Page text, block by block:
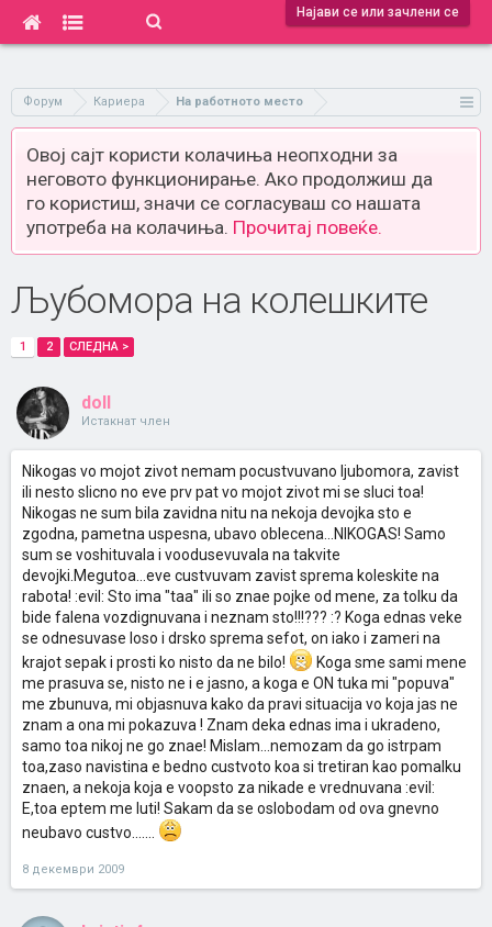
Најави се или зачлени се
Форум Кариера На работното место
Овој сајт користи колачиња неопходни за
неговото функционирање. Ако продолжиш да
го користиш, значи се согласуваш со нашата
употреба на колачиња. Прочитај повеќе.
Љубомора на колешките
1 2 СЛЕДНА >
doll
Истакнат член
Nikogas vo mojot zivot nemam pocustvuvano ljubomora, zavist
ili nesto slicno no eve prv pat vo mojot zivot mi se sluci toa!
Nikogas ne sum bila zavidna nitu na nekoja devojka sto e
zgodna, pametna uspesna, ubavo oblecena...NIKOGAS! Samo
sum se voshituvala i voodusevuvala na takvite
devojki.Megutoa...eve custvuvam zavist sprema koleskite na
rabota! :evil: Sto ima "taa" ili so znae pojke od mene, za tolku da
bide falena vozdignuvana i neznam sto!!!??? :? Koga ednas veke
se odnesuvase loso i drsko sprema sefot, on iako i zameri na
krajot sepak i prosti ko nisto da ne bilo!
Koga sme sami mene
me prasuva se, nisto ne i e jasno, a koga e ON tuka mi "popuva"
me zbunuva, mi objasnuva kako da pravi situacija vo koja jas ne
znam a ona mi pokazuva ! Znam deka ednas ima i ukradeno,
samo toa nikoj ne go znae! Mislam...nemozam da go istrpam
toa,zaso navistina e bedno custvoto koa si tretiran kao pomalku
znaen, a nekoja koja e voopsto za nikade e vrednuvana :evil:
E,toa eptem me luti! Sakam da se oslobodam od ova gnevno
neubavo custvo.......
8 декември 2009